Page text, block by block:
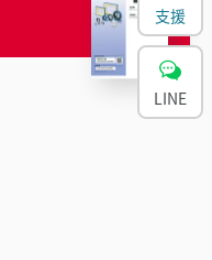
支援
LINE